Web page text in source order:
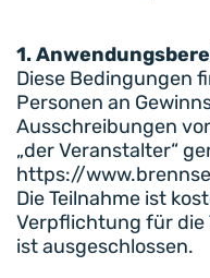
1.
Diese Bedingungen
Personen an
Ausschreibungen
„der Veranstalter“
https://
Die Teilnahme ist
Verpflichtung für die
ist ausgeschlossen.